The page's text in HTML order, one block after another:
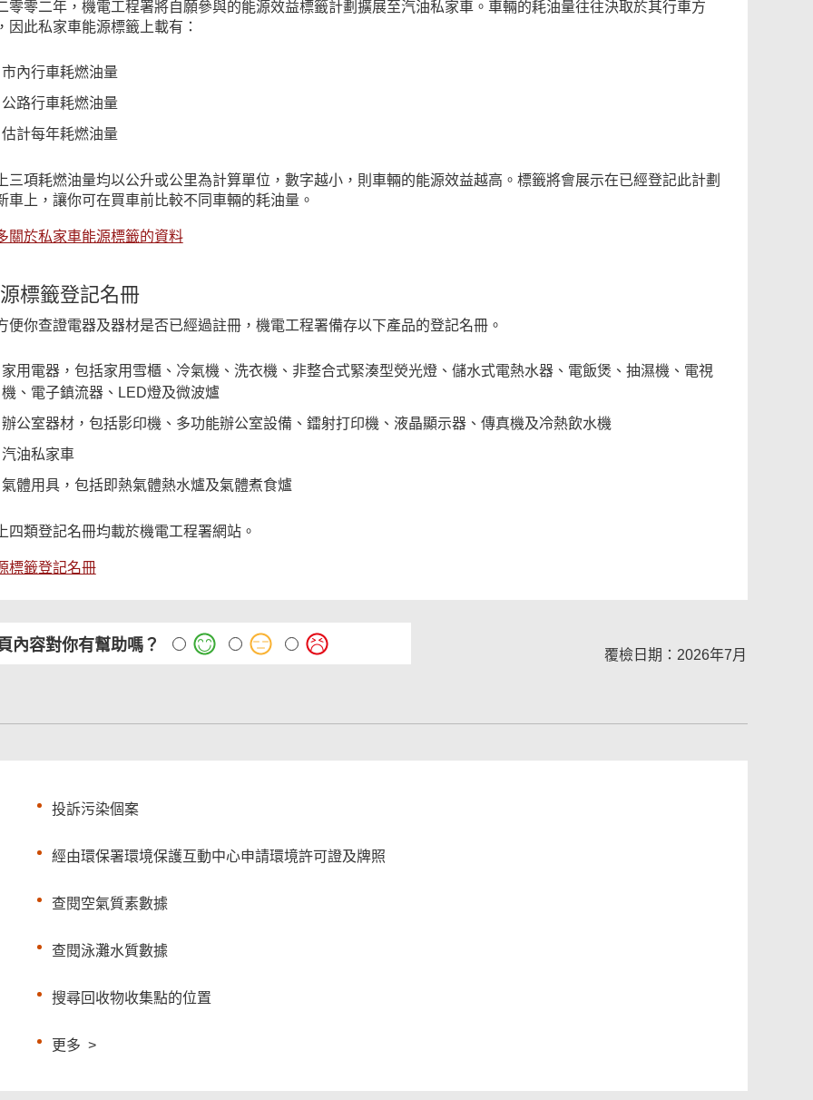
零零二年，機電工程署將自願參與的能源效益標籤計劃擴展至汽油私家車。車輛的耗油量往往決取於其行車方
因此私家車能源標籤上載有：
市內行車耗燃油量
公路行車耗燃油量
估計每年耗燃油量
三項耗燃油量均以公升或公里為計算單位，數字越小，則車輛的能源效益越高。標籤將會展示在已經登記此計劃
車上，讓你可在買車前比較不同車輛的耗油量。
關於私家車能源標籤的資料
標籤登記名冊
便你查證電器及器材是否已經過註冊，機電工程署備存以下產品的登記名冊。
家用電器，包括家用雪櫃、冷氣機、洗衣機、非整合式緊湊型熒光燈、儲水式電熱水器、電飯煲、抽濕機、電視
機、電子鎮流器、LED燈及微波爐
辦公室器材，包括影印機、多功能辦公室設備、鐳射打印機、液晶顯示器、傳真機及冷熱飲水機
汽油私家車
氣體用具，包括即熱氣體熱水爐及氣體煮食爐
四類登記名冊均載於機電工程署網站。
標籤登記名冊
內容對你有幫助嗎？
覆檢日期：2026年7月
投訴污染個案
經由環保署環境保護互動中心申請環境許可證及牌照
查閱空氣質素數據
查閱泳灘水質數據
搜尋回收物收集點的位置
更多 >